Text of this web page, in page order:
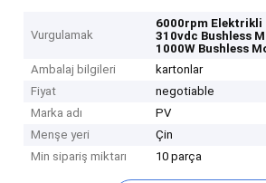
Vurgulamak
6000rpm Elektrikli
310vdc Bushless
1000W Bushless
Ambalaj bilgileri
kartonlar
Fiyat
negotiable
Marka adı
PV
Menşe yeri
Çin
Min sipariş miktarı
10 parça